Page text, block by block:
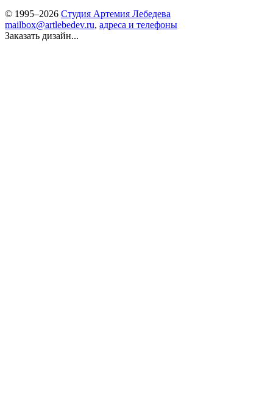
© 1995–2026 Студия Артемия Лебедева
mailbox@artlebedev.ru, адреса и телефоны
Заказать дизайн...